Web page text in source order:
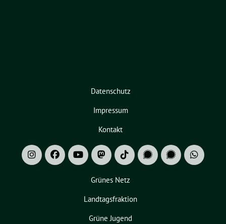
Datenschutz
Impressum
Kontakt
Grünes Netz
Landtagsfraktion
Grüne Jugend